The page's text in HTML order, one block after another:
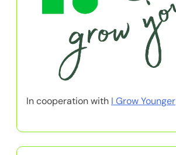
In cooperation with I Grow Younger